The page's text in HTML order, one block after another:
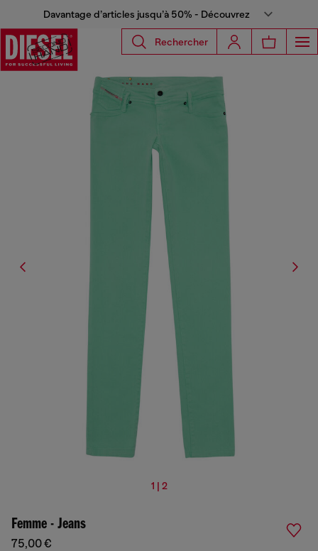
Davantage d’articles jusqu’à 50% - Découvrez
Rechercher
1 | 2
Femme - Jeans
75,00 €